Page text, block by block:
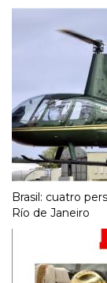
Brasil: cuatro
Río de Janeiro